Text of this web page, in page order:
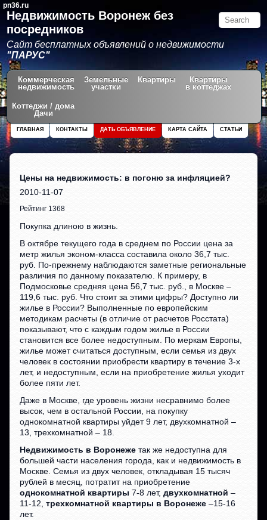
pn36.ru
Недвижимость Воронеж без
посредников
Сайт бесплатных объявлений о недвижимости
"ПАРУС"
Коммерческая
недвижимость
Земельные
участки
Квартиры
Квартиры
в коттеджах
Коттеджи / дома
Дачи
СТАТЬИ
КАРТА САЙТА
ДАТЬ ОБЪЯВЛЕНИЕ
КОНТАКТЫ
ГЛАВНАЯ
Цены на недвижимость: в погоню за инфляцией?
2010-11-07
Рейтинг 1368
Покупка длиною в жизнь.
В октябре текущего года в среднем по России цена за
метр жилья эконом-класса составила около 36,7 тыс.
руб. По-прежнему наблюдаются заметные региональные
различия по данному показателю. К примеру, в
Подмосковье средняя цена 56,7 тыс. руб., в Москве –
119,6 тыс. руб. Что стоит за этими цифры? Доступно ли
жилье в России? Выполненные по европейским
методикам расчеты (в отличие от расчетов Росстата)
показывают, что с каждым годом жилье в России
становится все более недоступным. По меркам Европы,
жилье может считаться доступным, если семья из двух
человек в состоянии приобрести квартиру в течение 3-х
лет, и недоступным, если на приобретение жилья уходит
более пяти лет.
Даже в Москве, где уровень жизни несравнимо более
высок, чем в остальной России, на покупку
однокомнатной квартиры уйдет 9 лет, двухкомнатной –
13, трехкомнатной – 18.
Недвижимость в Воронеже так же недоступна для
большей части населения города, как и недвижимость в
Москве. Семья из двух человек, откладывая 15 тысяч
рублей в месяц, потратит на приобретение
однокомнатной квартиры 7-8 лет,двухкомнатной –
11-12,трехкомнатной квартиры в Воронеже –15-16
лет.